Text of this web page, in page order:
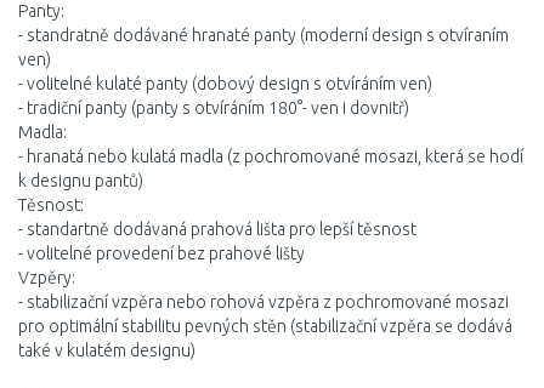
Panty:
- standratně dodávané hranaté panty (moderní design s otvíraním
ven)
- volitelné kulaté panty (dobový design s otvíráním ven)
- tradiční panty (panty s otvíráním 180°- ven i dovnitř)
Madla:
- hranatá nebo kulatá madla (z pochromované mosazi, která se hodí
k designu pantů)
Těsnost:
- standartně dodávaná prahová lišta pro lepší těsnost
- volitelné provedení bez prahové lišty
Vzpěry:
- stabilizační vzpěra nebo rohová vzpěra z pochromované mosazi
pro optimální stabilitu pevných stěn (stabilizační vzpěra se dodává
také v kulatém designu)